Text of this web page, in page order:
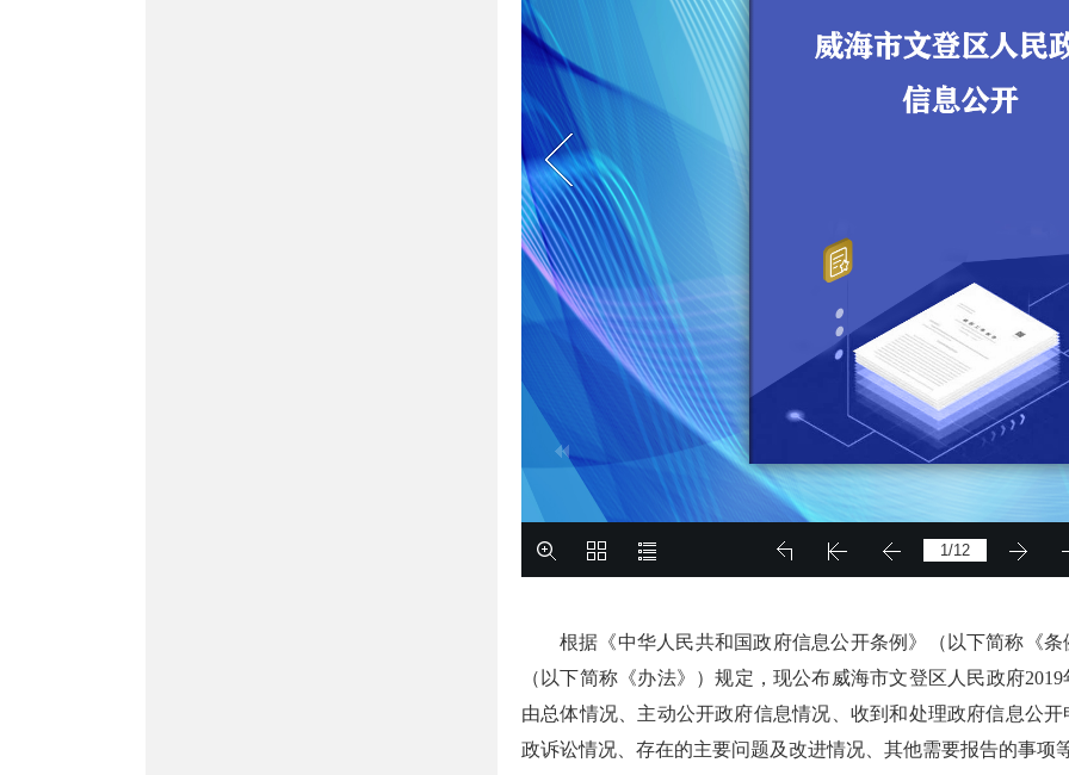
根据《中华人民共和国政府信息公开条例》（以下简称《
（以下简称《办法》）规定，现公布威海市文登区人民政府
由总体情况、主动公开政府信息情况、收到和处理政府信息公
政诉讼情况、存在的主要问题及改进情况、其他需要报告的事项